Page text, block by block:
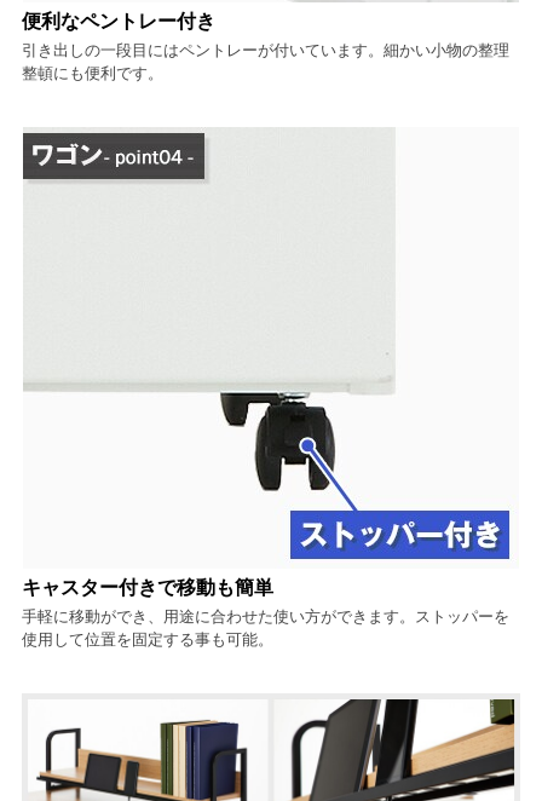
便利なペントレー付き
引き出しの一段目にはペントレーが付いています。細かい小物の整理
整頓にも便利です。
キャスター付きで移動も簡単
手軽に移動ができ、用途に合わせた使い方ができます。ストッパーを
使用して位置を固定する事も可能。